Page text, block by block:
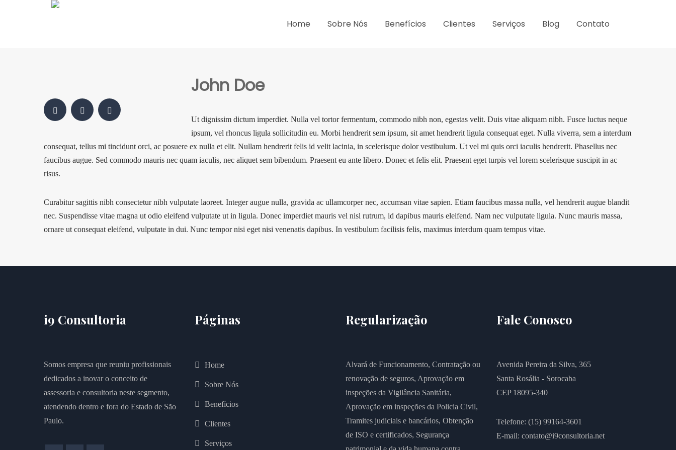
Home Sobre Nós Benefícios Clientes Serviços Blog Contato
John Doe
Ut dignissim dictum imperdiet. Nulla vel tortor fermentum, commodo nibh non, egestas velit. Duis vitae aliquam nibh. Fusce luctus neque
ipsum, vel rhoncus ligula sollicitudin eu. Morbi hendrerit sem ipsum, sit amet hendrerit ligula consequat eget. Nulla viverra, sem a interdum
consequat, tellus mi tincidunt orci, ac posuere ex nulla et elit. Nullam hendrerit felis id velit lacinia, in scelerisque dolor vestibulum. Ut vel mi quis orci iaculis hendrerit. Phasellus nec
faucibus augue. Sed commodo mauris nec quam iaculis, nec aliquet sem bibendum. Praesent eu ante libero. Donec et felis elit. Praesent eget turpis vel lorem scelerisque suscipit in ac
risus.
Curabitur sagittis nibh consectetur nibh vulputate laoreet. Integer augue nulla, gravida ac ullamcorper nec, accumsan vitae sapien. Etiam faucibus massa nulla, vel hendrerit augue blandit
nec. Suspendisse vitae magna ut odio eleifend vulputate ut in ligula. Donec imperdiet mauris vel nisl rutrum, id dapibus mauris eleifend. Nam nec vulputate ligula. Nunc mauris massa,
ornare ut consequat eleifend, vulputate in dui. Nunc tempor nisi eget nisi venenatis dapibus. In vestibulum facilisis felis, maximus interdum quam tempus vitae.
i9 Consultoria
Somos empresa que reuniu profissionais
dedicados a inovar o conceito de
assessoria e consultoria neste segmento,
atendendo dentro e fora do Estado de São
Paulo.
Páginas
Home
Sobre Nós
Benefícios
Clientes
Serviços
Regularização
Alvará de Funcionamento, Contratação ou
renovação de seguros, Aprovação em
inspeções da Vigilância Sanitária,
Aprovação em inspeções da Policia Civil,
Tramites judiciais e bancários, Obtenção
de ISO e certificados, Segurança
Fale Conosco
Avenida Pereira da Silva, 365
Santa Rosália - Sorocaba
CEP 18095-340
Telefone: (15) 99164-3601
E-mail: contato@i9consultoria.net